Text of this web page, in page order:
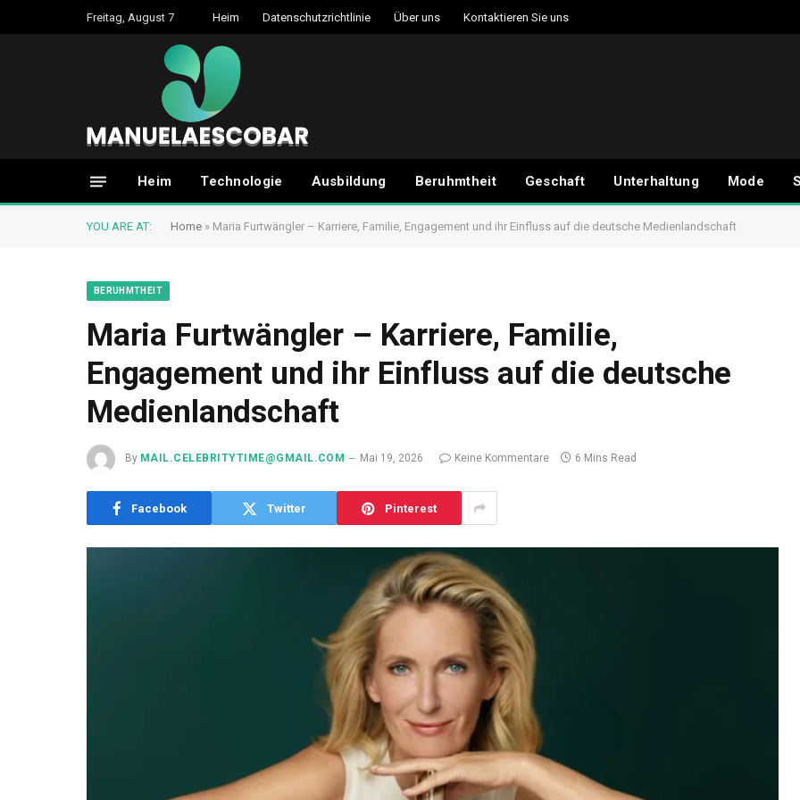
Freitag, August 7 Heim Datenschutzrichtlinie Über uns Kontaktieren Sie uns
Heim Technologie Ausbildung Beruhmtheit Geschaft Unterhaltung Mode
YOU ARE AT: Home » Maria Furtwängler – Karriere, Familie, Engagement und ihr Einfluss auf die deutsche Medienlandschaft
BERUHMTHEIT
Maria Furtwängler – Karriere, Familie,
Engagement und ihr Einfluss auf die deutsche
Medienlandschaft
By MAIL.CELEBRITYTIME@GMAIL.COM Mai 19, 2026 Keine Kommentare 6 Mins Read
Facebook Twitter Pinterest